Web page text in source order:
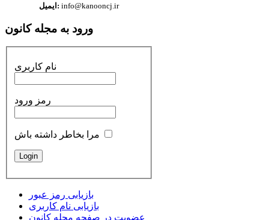
ایمیل: info@kanooncj.ir
ورود به مجله کانون
نام کاربری
رمز ورود
مرا بخاطر داشته باش
بازیابی رمز عبور
بازیابی نام کاربری
عضویت در صفحه مجله کانون